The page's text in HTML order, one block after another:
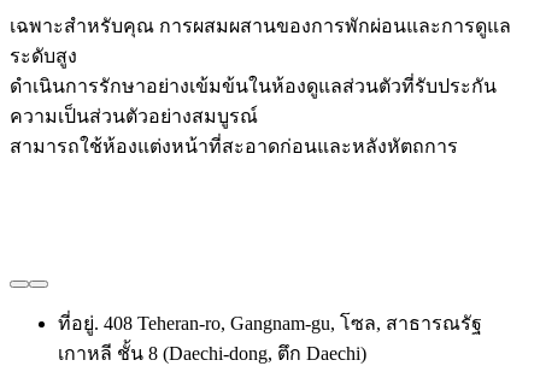
เฉพาะสำหรับคุณ การผสมผสานของการพักผ่อนและการดูแล
ระดับสูง
ดำเนินการรักษาอย่างเข้มข้นในห้องดูแลส่วนตัวที่รับประกัน
ความเป็นส่วนตัวอย่างสมบูรณ์
สามารถใช้ห้องแต่งหน้าที่สะอาดก่อนและหลังหัตถการ
ที่อยู่. 408 Teheran-ro, Gangnam-gu, โซล, สาธารณรัฐ
เกาหลี ชั้น 8 (Daechi-dong, ตึก Daechi)